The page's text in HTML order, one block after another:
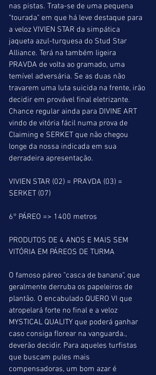
nas pistas. Trata-se de uma pequena
"tourada" em que há leve destaque para
a veloz VIVIEN STAR da simpática
jaqueta azul-turquesa do Stud Star
Alliance. Terá na também ligeira
PRAVDA de volta ao gramado, uma
temível adversária. Se as duas não
travarem uma luta suicida na frente, irão
decidir em provável final eletrizante.
Chance regular ainda para DIVINE ART
vindo de vitória fácil numa prova de
Claiming e SERKET que não chegou
longe da nossa indicada em sua
derradeira apresentação.
VIVIEN STAR (02) = PRAVDA (03) =
SERKET (07)
6° PÁREO => 1400 metros
PRODUTOS DE 4 ANOS E MAIS SEM
VITÓRIA EM PÁREOS DE TURMA
O famoso páreo "casca de banana", que
geralmente derruba os papeleiros de
plantão. O encabulado QUERO VI que
atropelará forte no final e a veloz
MYSTICAL QUALITY que poderá ganhar
caso consiga florear na vanguarda.,
deverão decidir. Para aqueles turfistas
que buscam pules mais
compensadoras, um bom azar é